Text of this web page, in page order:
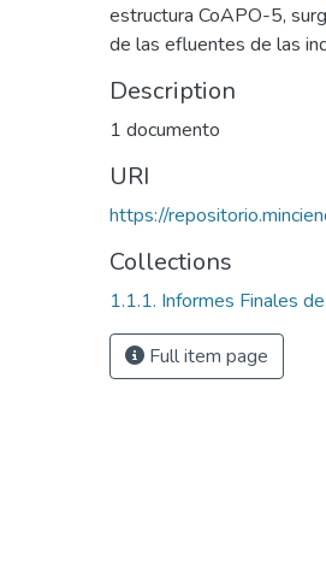
estructura CoAPO-5,
de las efluentes de las
Description
1 documento
URI
https://
Collections
1.1.1. Informes Finales
Full item page